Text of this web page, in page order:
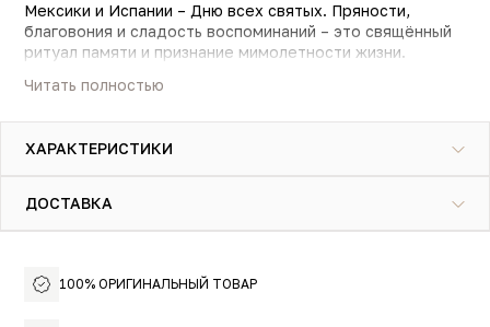
100% ОРИГИНАЛЬНЫЙ ТОВАР
Мексики и Испании – Дню всех святых. Пряности,
благовония и сладость воспоминаний – это свящённый
ритуал памяти и признание мимолетности жизни.
Аромат начинается с сочетания густой сладко-терпкой
Тёплый мускус и анималистичный амброксан в базе
Palo Santo.
Это ностальгический аромат для уютных весенних и
объединяет прошлое и настоящее.
Читать полностью
ХАРАКТЕРИСТИКИ
ДОСТАВКА